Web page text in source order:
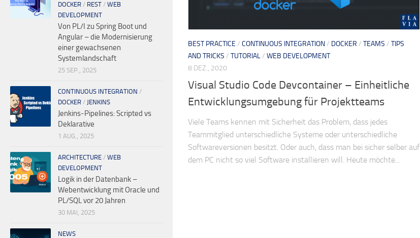
BEST PRACTICE / CONTINUOUS INTEGRATION/ DOCKER / TEAMS / TIPS
AND TRICKS / TUTORIAL/ WEB DEVELOPMENT
8 DEZ., 2020
Visual Studio Code Devcontainer – Einheitliche
Entwicklungsumgebung für Projektteams
Viele Teams kennen mit Sicherheit das Problem, dass jedes
Teammitglied unterschiedliche Systeme oder unterschiedliche
Softwareversionen besitzt. Oder auch, dass man bei sicher selber auf
dem PC nicht so viel Software installieren will. Heute möchte...
DOCKER / REST / WEB
DEVELOPMENT
Von PL/I zu Spring Boot und
Angular – die Modernisierung
einer gewachsenen
Systemlandschaft
25 SEP., 2025
CONTINUOUS INTEGRATION /
DOCKER / JENKINS
Jenkins-Pipelines: Scripted vs
Deklarative
1 AUG., 2025
ARCHITECTURE / WEB
DEVELOPMENT
Logik in der Datenbank –
Webentwicklung mit Oracle und
PL/SQL vor 20 Jahren
30 MAI, 2025
NEWS